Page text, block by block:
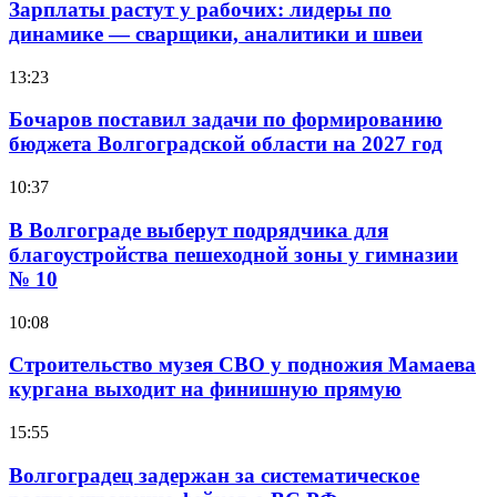
Зарплаты растут у рабочих: лидеры по
динамике — сварщики, аналитики и швеи
13:23
Бочаров поставил задачи по формированию
бюджета Волгоградской области на 2027 год
10:37
В Волгограде выберут подрядчика для
благоустройства пешеходной зоны у гимназии
№ 10
10:08
Строительство музея СВО у подножия Мамаева
кургана выходит на финишную прямую
15:55
Волгоградец задержан за систематическое